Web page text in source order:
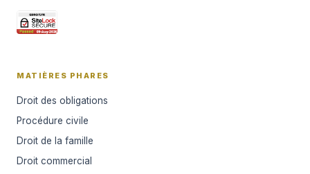
MATIÈRES PHARES
Droit des obligations
Procédure civile
Droit de la famille
Droit commercial